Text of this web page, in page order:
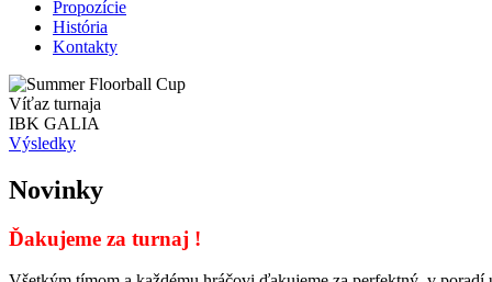
Propozície
História
Kontakty
Víťaz turnaja
IBK GALIA
Výsledky
Novinky
Ďakujeme za turnaj !